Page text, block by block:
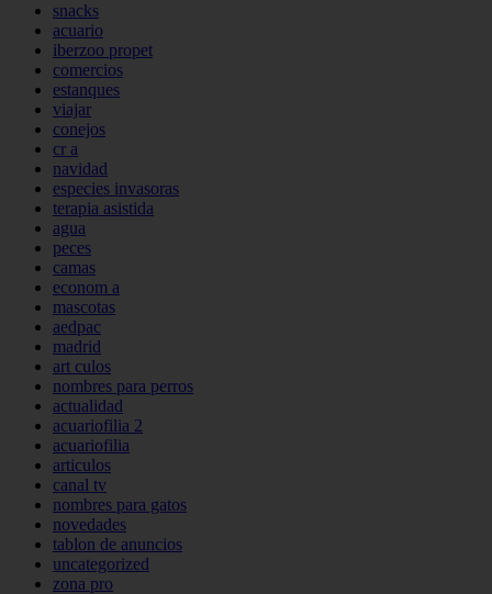
snacks
acuario
iberzoo propet
comercios
estanques
viajar
conejos
cr a
navidad
especies invasoras
terapia asistida
agua
peces
camas
econom a
mascotas
aedpac
madrid
art culos
nombres para perros
actualidad
acuariofilia 2
acuariofilia
articulos
canal tv
nombres para gatos
novedades
tablon de anuncios
uncategorized
zona pro